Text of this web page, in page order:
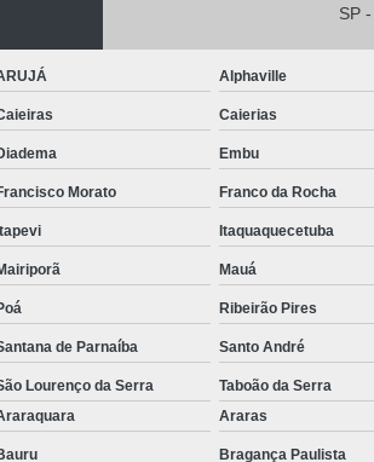
Empilhadeira
Empilhadeira
Empilhadeira
Empilhadeira
Empilhadeira
Empilhadeira
Empilhadeira
Empilhadeira
Empilhadeira
Empilhadeira à
SP
Alphaville
Caierias
Embu
Morato Franco da Rocha
Itaquaquecetuba
Mauá
Ribeirão Pires
de Parnaíba Santo André
Lourenço da Serra Taboão da Serra
Araras
Bragança Paulista